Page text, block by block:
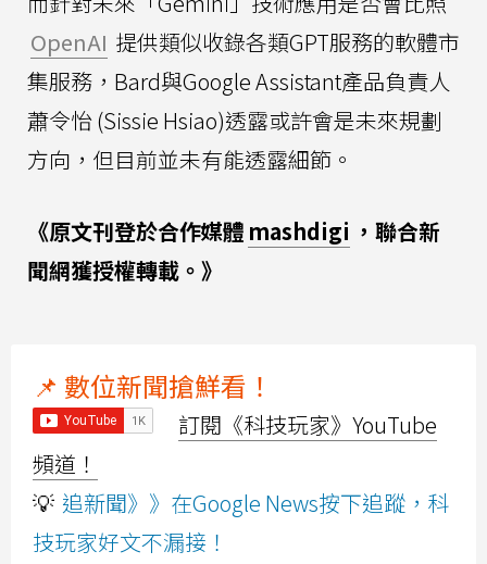
OpenAI 提供類似收錄各類GPT服務的軟體市
集服務，Bard與Google Assistant產品負責人
蕭令怡 (Sissie Hsiao)透露或許會是未來規劃
方向，但目前並未有能透露細節。
《原文刊登於合作媒體 mashdigi ，聯合新
聞網獲授權轉載。》
📌 數位新聞搶鮮看！
訂閱《科技玩家》YouTube
頻道！
💡 追新聞》》在Google News按下追蹤，科
技玩家好文不漏接！